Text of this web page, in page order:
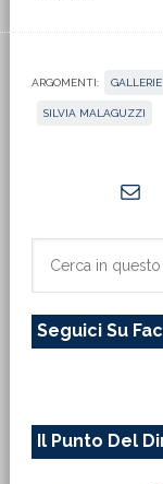
ARGOMENTI:
SILVIA MALAGUZZI
primaria
sito
Seguici Su
Il Punto Del